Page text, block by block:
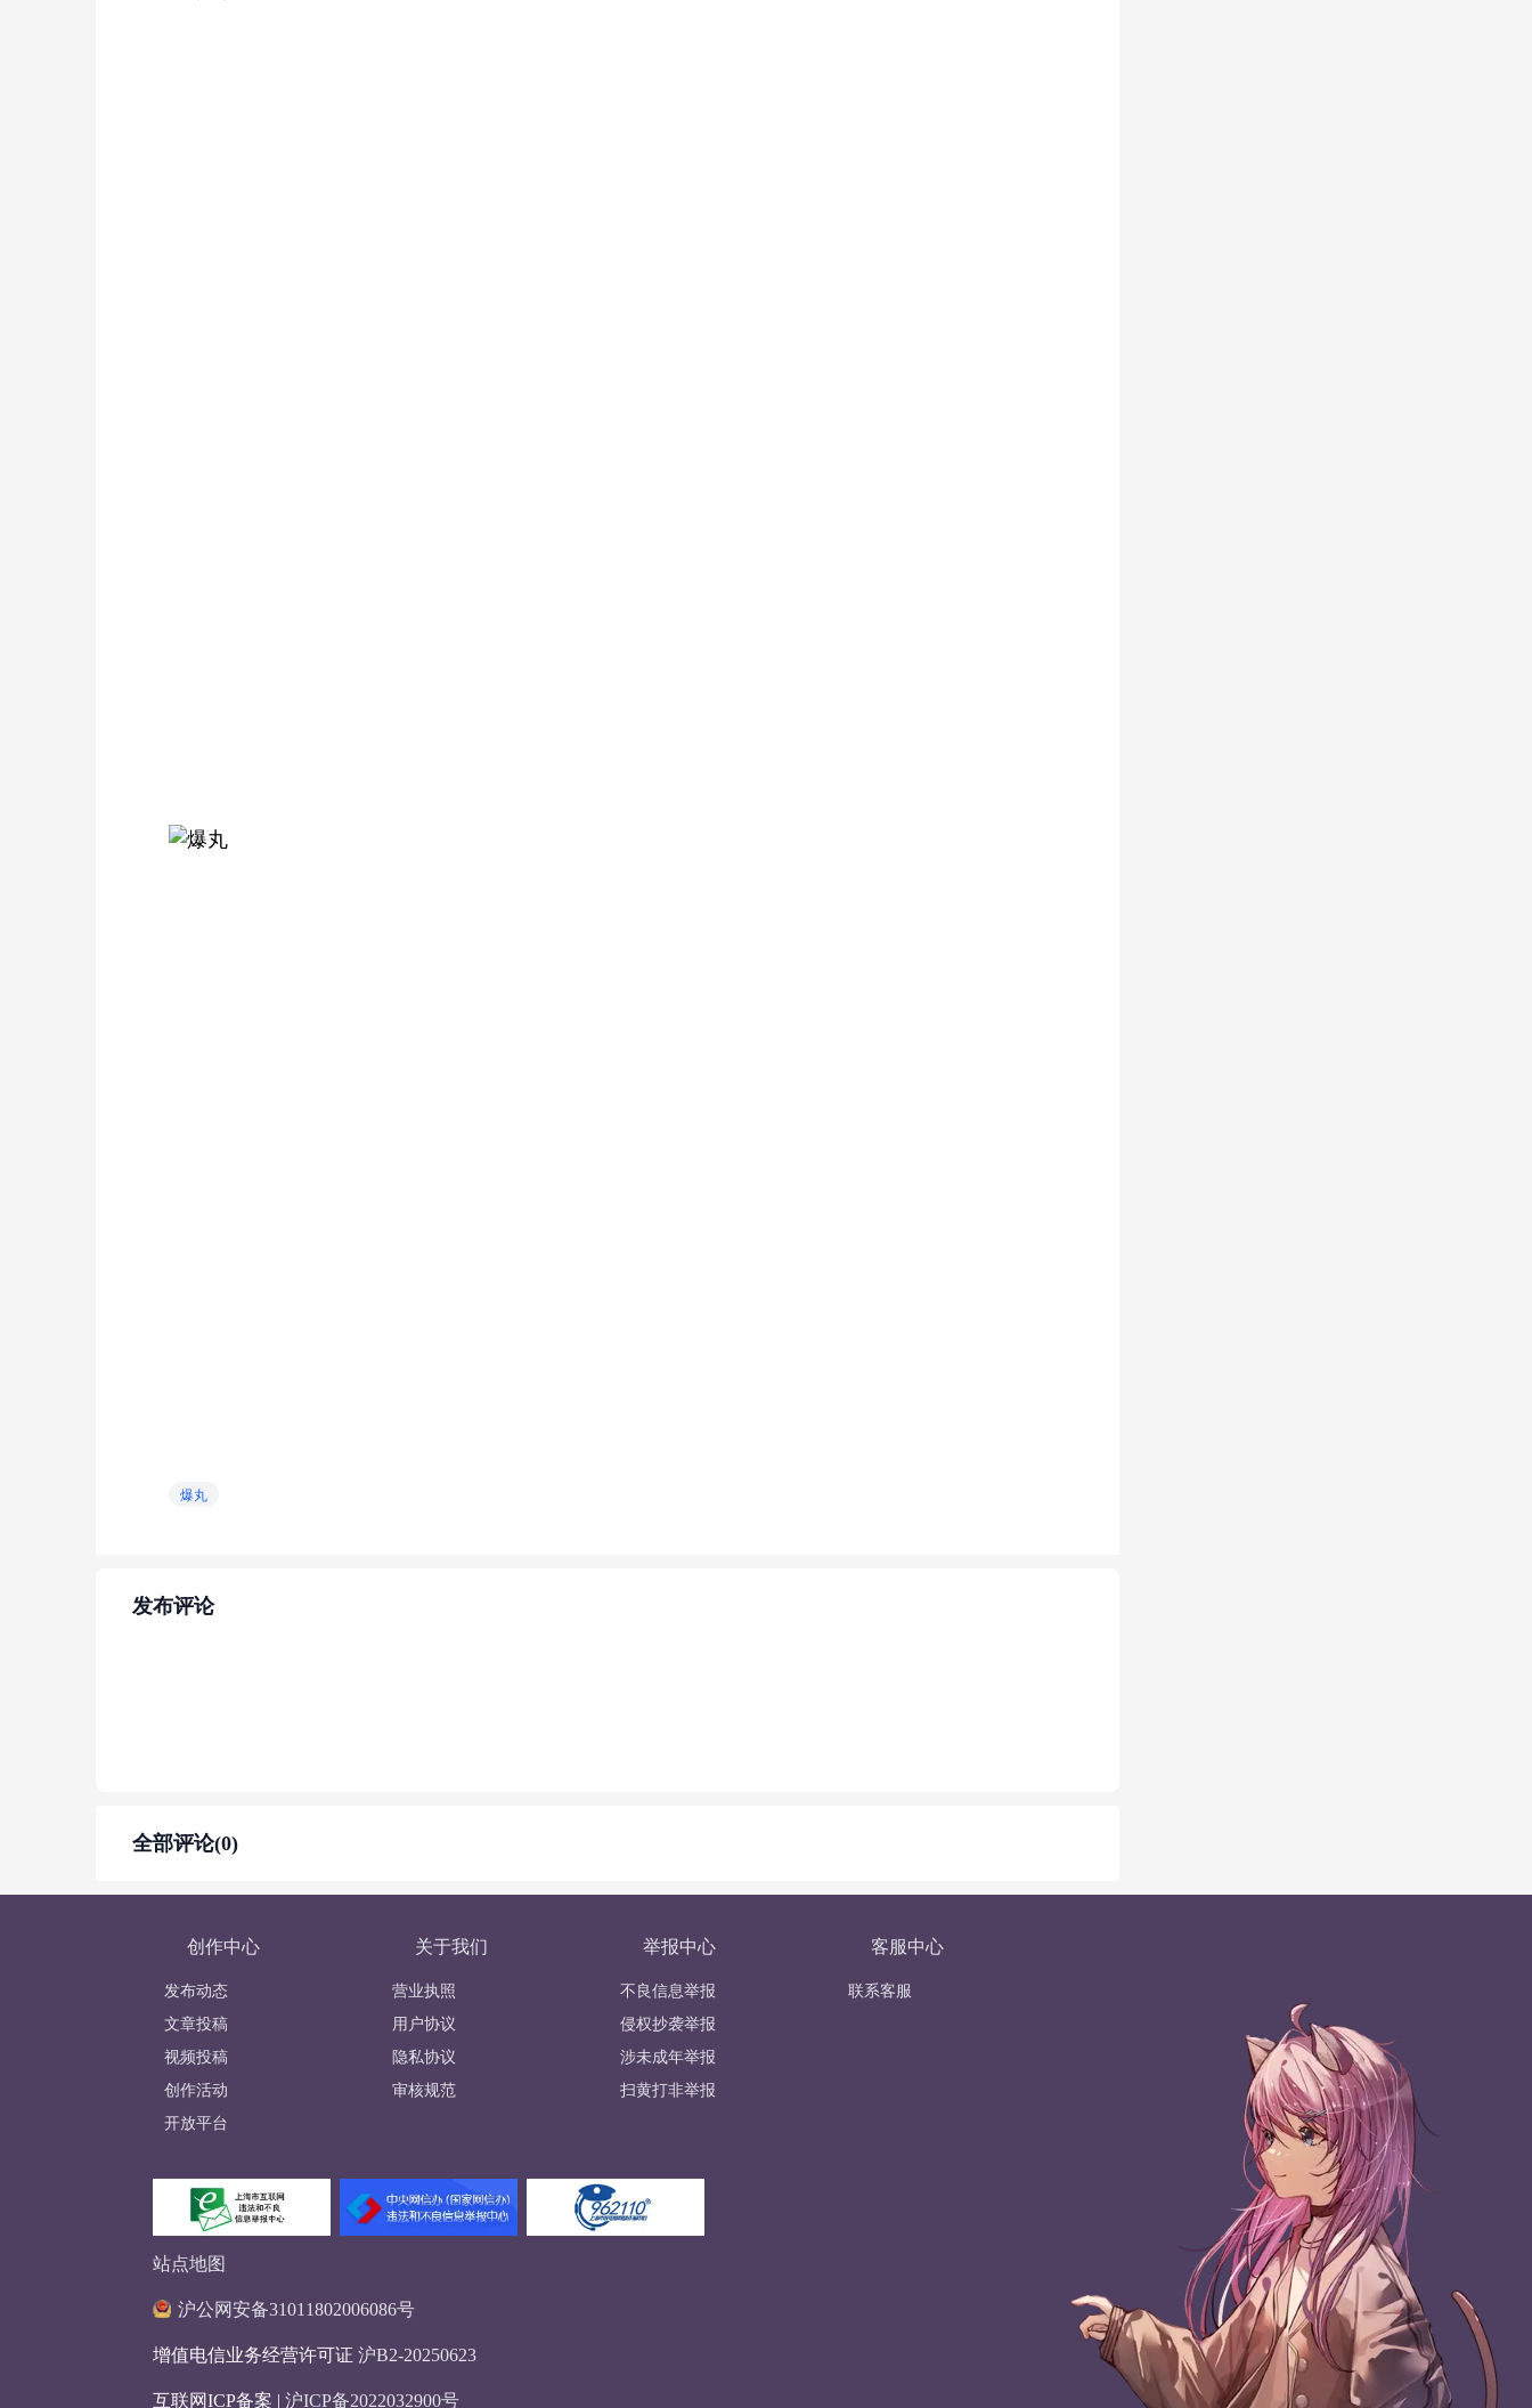
爆丸
发布评论
全部评论(0)
创作中心
发布动态
文章投稿
视频投稿
创作活动
开放平台
关于我们
营业执照
用户协议
隐私协议
审核规范
举报中心
不良信息举报
侵权抄袭举报
涉未成年举报
扫黄打非举报
客服中心
联系客服
站点地图
沪公网安备31011802006086号
增值电信业务经营许可证沪B2-20250623
互联网ICP备案 |沪ICP备2022032900号